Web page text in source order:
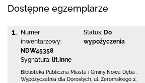
Dostępne egzemplarze
1.
Numer
inwentarzowy:
NDW45358
Sygnatura: lit.inne
Status: Do
wypożyczenia
Biblioteka Publiczna Miasta i Gminy Nowa Dęba
Wypożyczalnia dla Dorosłych, ul. Żeromskiego 2